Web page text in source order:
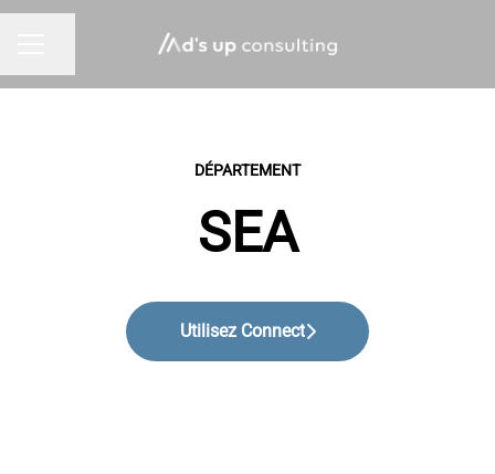
Partager la page
DÉPARTEMENT
SEA
Utilisez Connect